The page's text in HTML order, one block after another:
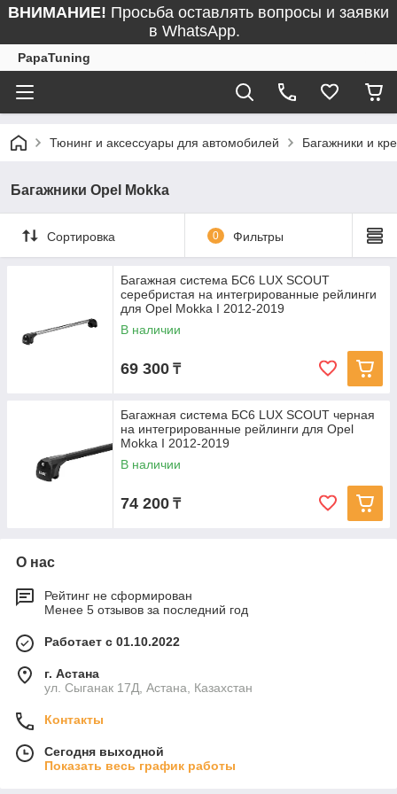
ВНИМАНИЕ! Просьба оставлять вопросы и заявки
в WhatsApp.
PapaTuning
Тюнинг и аксессуары для автомобилей Багажники и
Багажники Opel Mokka
Сортировка 0 Фильтры
Багажная система БС6 LUX SCOUT
серебристая на интегрированные рейлинги
для Opel Mokka I 2012-2019
В наличии
69 300 ₸
Багажная система БС6 LUX SCOUT черная
на интегрированные рейлинги для Opel
Mokka I 2012-2019
В наличии
74 200 ₸
О нас
Рейтинг не сформирован
Менее 5 отзывов за последний год
Работает с 01.10.2022
г. Астана
ул. Сыганак 17Д, Астана, Казахстан
Контакты
Сегодня выходной
Показать весь график работы